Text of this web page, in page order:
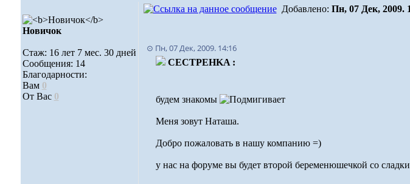
Новичок
Стаж: 16 лет 7 мес. 30 дней
Сообщения: 14
Благодарности:
Вам 0
От Вас 0
Добавлено: Пн, 07 Дек, 2009.
⊙ Пн, 07 Дек, 2009. 14:16
CECTPEHKA :
будем знакомы
Меня зовут Наташа.
Добро пожаловать в нашу компанию =)
у нас на форуме вы будет второй беременюшечкой со